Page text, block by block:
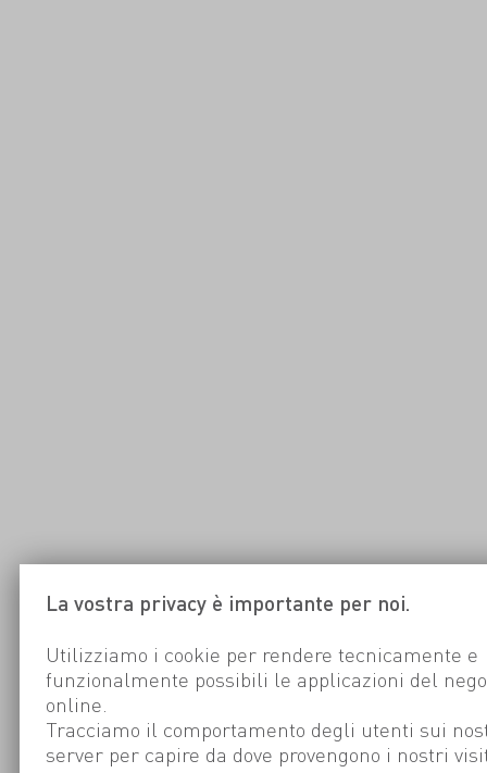
La vostra privacy è importante per noi.
Utilizziamo i cookie per rendere tecnicamente e
funzionalmente possibili le applicazioni del
online.
Tracciamo il comportamento degli utenti sui
server per capire da dove provengono i nostri